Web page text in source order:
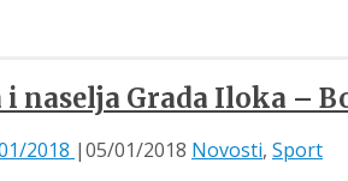
naselja Grada Iloka –
2018 |05/01/2018 Novosti, Sport